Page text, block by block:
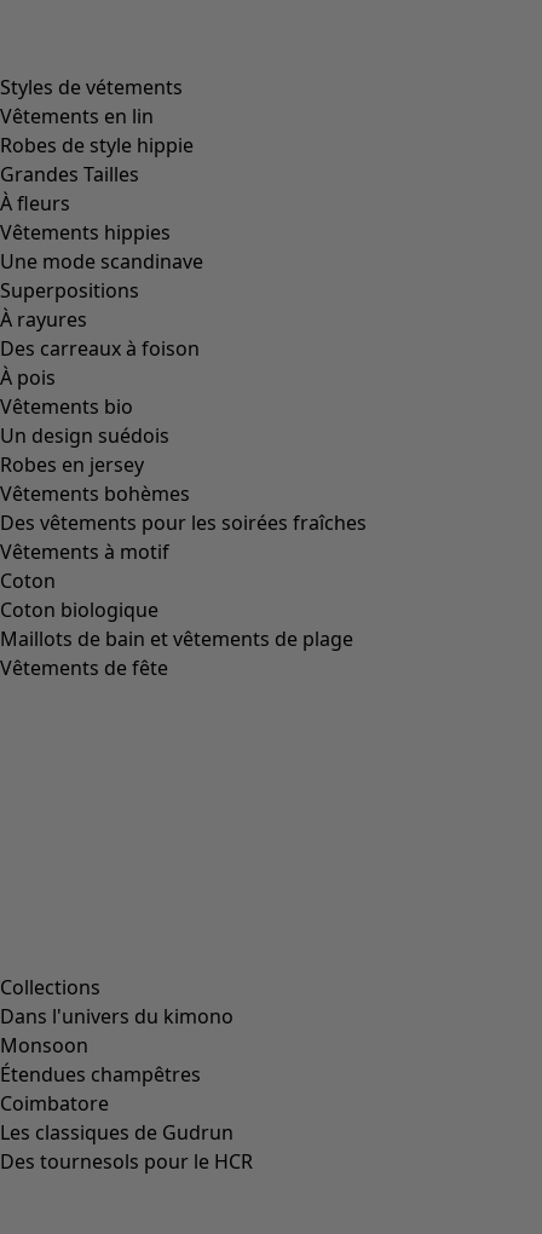
Styles de vétements
Vêtements en lin
Robes de style hippie
Grandes Tailles
À fleurs
Vêtements hippies
Une mode scandinave
Superpositions
À rayures
Des carreaux à foison
À pois
Vêtements bio
Un design suédois
Robes en jersey
Vêtements bohèmes
Des vêtements pour les soirées fraîches
Vêtements à motif
Coton
Coton biologique
Maillots de bain et vêtements de plage
Vêtements de fête
Collections
Dans l'univers du kimono
Monsoon
Étendues champêtres
Coimbatore
Les classiques de Gudrun
Des tournesols pour le HCR